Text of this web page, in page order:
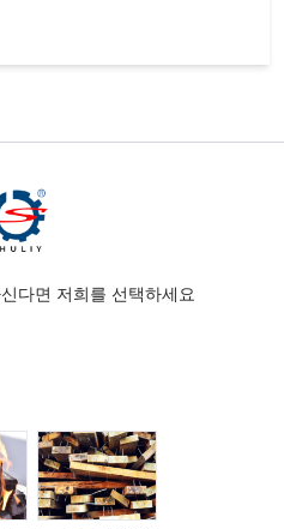
다면 저희를 선택하세요